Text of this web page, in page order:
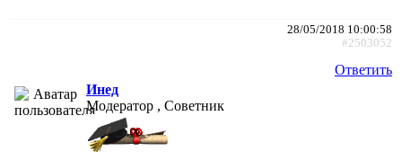
28/05/2018 10:00:58
#2503052
Ответить
Инед
Модератор , Советник